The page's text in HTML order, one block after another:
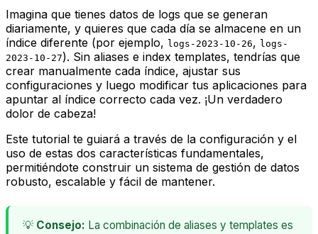
Imagina que tienes datos de logs que se generan
diariamente, y quieres que cada día se almacene en un
índice diferente (por ejemplo, logs-2023-10-26, logs-
2023-10-27). Sin aliases e index templates, tendrías que
crear manualmente cada índice, ajustar sus
configuraciones y luego modificar tus aplicaciones para
apuntar al índice correcto cada vez. ¡Un verdadero
dolor de cabeza!
Este tutorial te guiará a través de la configuración y el
uso de estas dos características fundamentales,
permitiéndote construir un sistema de gestión de datos
robusto, escalable y fácil de mantener.
💡 Consejo: La combinación de aliases y templates es